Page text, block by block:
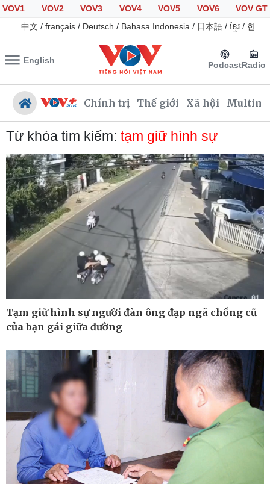
VOV1 VOV2 VOV3 VOV4 VOV5 VOV6
VOV GT
中文 / français / Deutsch / Bahasa Indonesia / 日本語 / ខ្មែរ / 한국
English PodcastRadio
Chính trị Thế giới Xã hội
Chính trị
Đảng
Tổ chức nhân sự
Quốc hội
Nhận diện sự thật
Xã hội
Tin 24h
Giáo dục
Dự báo thời tiết
Dấu ấn VOV
Việc làm
Biển đảo
Từ khóa tìm kiếm: tạm giữ hình sự
Tạm giữ hình sự người đàn ông đạp ngã chồng cũ
của bạn gái giữa đường